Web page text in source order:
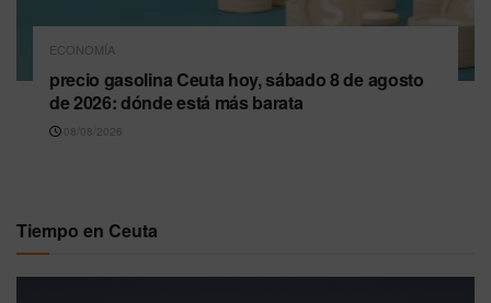
ECONOMÍA
precio gasolina Ceuta hoy, sábado 8 de agosto
de 2026: dónde está más barata
08/08/2026
Tiempo en Ceuta